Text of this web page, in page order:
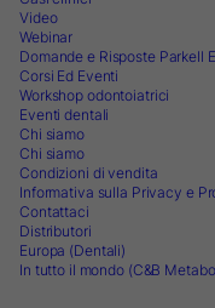
Video
Webinar
Domande e Risposte Parkell
Corsi Ed Eventi
Workshop odontoiatrici
Eventi dentali
Chi siamo
Chi siamo
Condizioni di vendita
Informativa sulla Privacy e
Contattaci
Distributori
Europa (Dentali)
In tutto il mondo (C&B